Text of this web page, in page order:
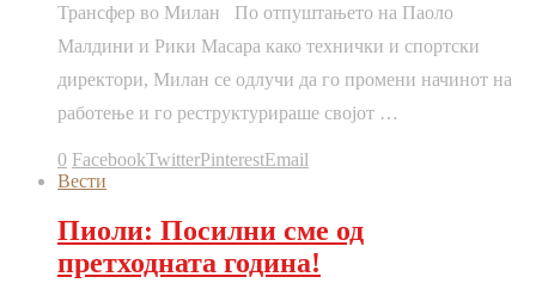
Трансфер во Милан По отпуштањето на Паоло
Малдини и Рики Масара како технички и спортски
директори, Милан се одлучи да го промени начинот на
работење и го реструктурираше својот …
0 FacebookTwitterPinterestEmail
Вести
Пиоли: Посилни сме од
претходната година!